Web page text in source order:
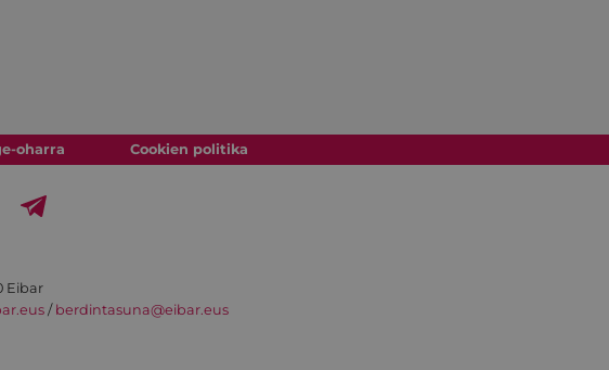
oharra Cookien politika
Eibar
/ berdintasuna@eibar.eus